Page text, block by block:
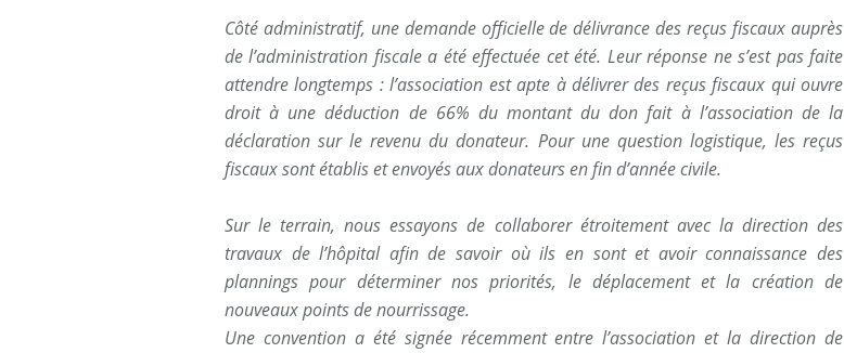
Côté administratif, une demande officielle de délivrance des reçus fiscaux auprès
de l’administration fiscale a été effectuée cet été. Leur réponse ne s’est pas faite
attendre longtemps : l’association est apte à délivrer des reçus fiscaux qui ouvre
droit à une déduction de 66% du montant du don fait à l’association de la
déclaration sur le revenu du donateur. Pour une question logistique, les reçus
fiscaux sont établis et envoyés aux donateurs en fin d’année civile.
Sur le terrain, nous essayons de collaborer étroitement avec la direction des
travaux de l’hôpital afin de savoir où ils en sont et avoir connaissance des
plannings pour déterminer nos priorités, le déplacement et la création de
nouveaux points de nourrissage.
Une convention a été signée récemment entre l’association et la direction de